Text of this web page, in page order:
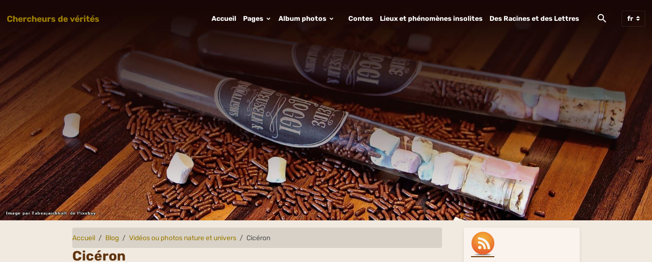
Chercheurs de vérités Accueil Pages Album photos Contes Lieux et phénomènes insolites Des Racines et des Lettres
Accueil Blog Vidéos ou photos nature et univers Cicéron
Cicéron